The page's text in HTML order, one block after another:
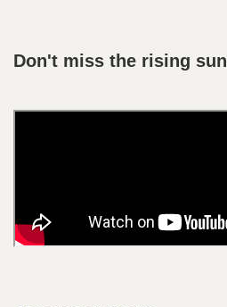
Don't miss the rising sun